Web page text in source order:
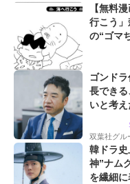
【無料
行こう
の“ゴマ
ゴンド
長でき
いと考
双葉社グル
韓ドラ
神”ナム
を繊細に